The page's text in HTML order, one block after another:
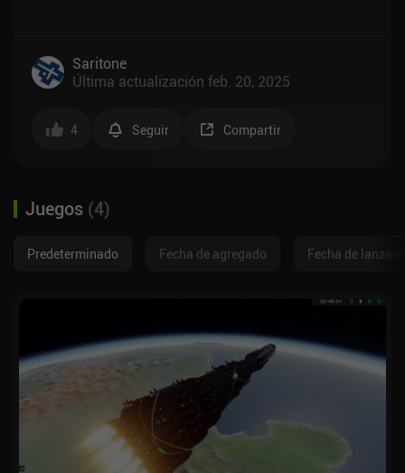
Saritone
Última actualización feb. 20, 2025
4 Seguir Compartir
Juegos (4)
Predeterminado Fecha de agregado Fecha de